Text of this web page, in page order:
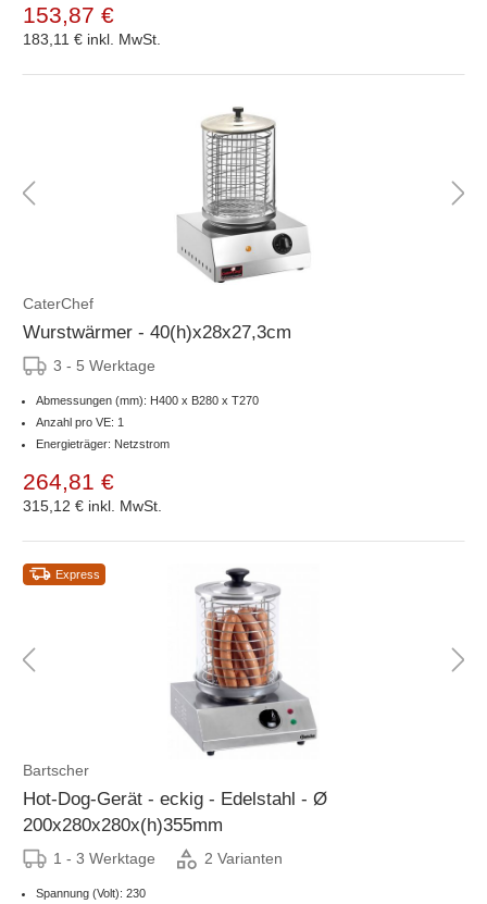
153,87 €
183,11 € inkl. MwSt.
CaterChef
Wurstwärmer - 40(h)x28x27,3cm
3 - 5 Werktage
Abmessungen (mm): H400 x B280 x T270
Anzahl pro VE: 1
Energieträger: Netzstrom
264,81 €
315,12 € inkl. MwSt.
Express
Bartscher
Hot-Dog-Gerät - eckig - Edelstahl - Ø
200x280x280x(h)355mm
1 - 3 Werktage 2 Varianten
Spannung (Volt): 230